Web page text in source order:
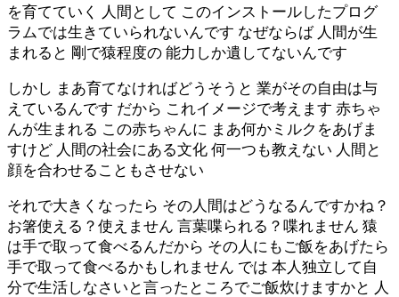
を育てていく 人間として このインストールしたプログ
ラムでは生きていられないんです なぜならば 人間が生
まれると 剛で猿程度の 能力しか遺してないんです
しかし まあ育てなければどうそうと 業がその自由は与
えているんです だから これイメージで考えます 赤ちゃ
んが生まれる この赤ちゃんに まあ何かミルクをあげま
すけど 人間の社会にある文化 何一つも教えない 人間と
顔を合わせることもさせない
それで大きくなったら その人間はどうなるんですかね？
お箸使える？使えません 言葉喋られる？喋れません 猿
は手で取って食べるんだから その人にもご飯をあげたら
手で取って食べるかもしれません では 本人独立して自
分で生活しなさいと言ったところでご飯炊けますかと 人